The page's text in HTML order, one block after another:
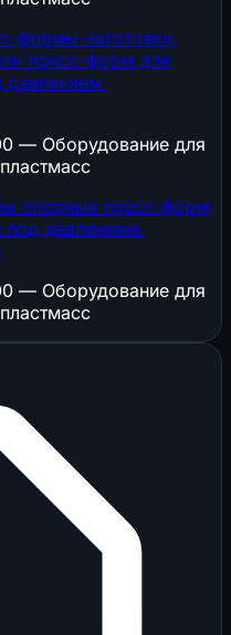
формы-заготовки,
пресс-форм для
давлением.
— Оборудование для
опорные пресс-форм
под давлением.
— Оборудование для